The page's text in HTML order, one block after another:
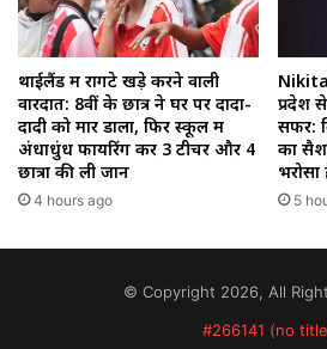
थाईलैंड में रोंगटे खड़े करने वाली
वारदात: 8वीं के छात्र ने घर पर दादा-
दादी को मार डाला, फिर स्कूल में
अंधाधुंध फायरिंग कर 3 टीचर और 4
छात्रों की ली जान
4 hours ago
प्रदेश
सफर:
का सैश
भरोसा
5
© Copyright 2026, All
#266141 (no